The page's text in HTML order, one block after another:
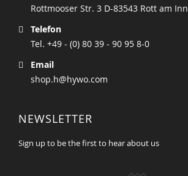
Rottmooser Str. 3 D-83543 Rott am Inn
Telefon
Tel. +49 - (0) 80 39 - 90 95 8-0
Email
shop.h@hywo.com
NEWSLETTER
Sign up to be the first to hear about us